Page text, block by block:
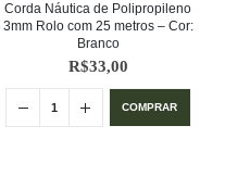
Corda Náutica de Polipropileno
3mm Rolo com 25 metros – Cor:
Branco
R$33,00
COMPRAR